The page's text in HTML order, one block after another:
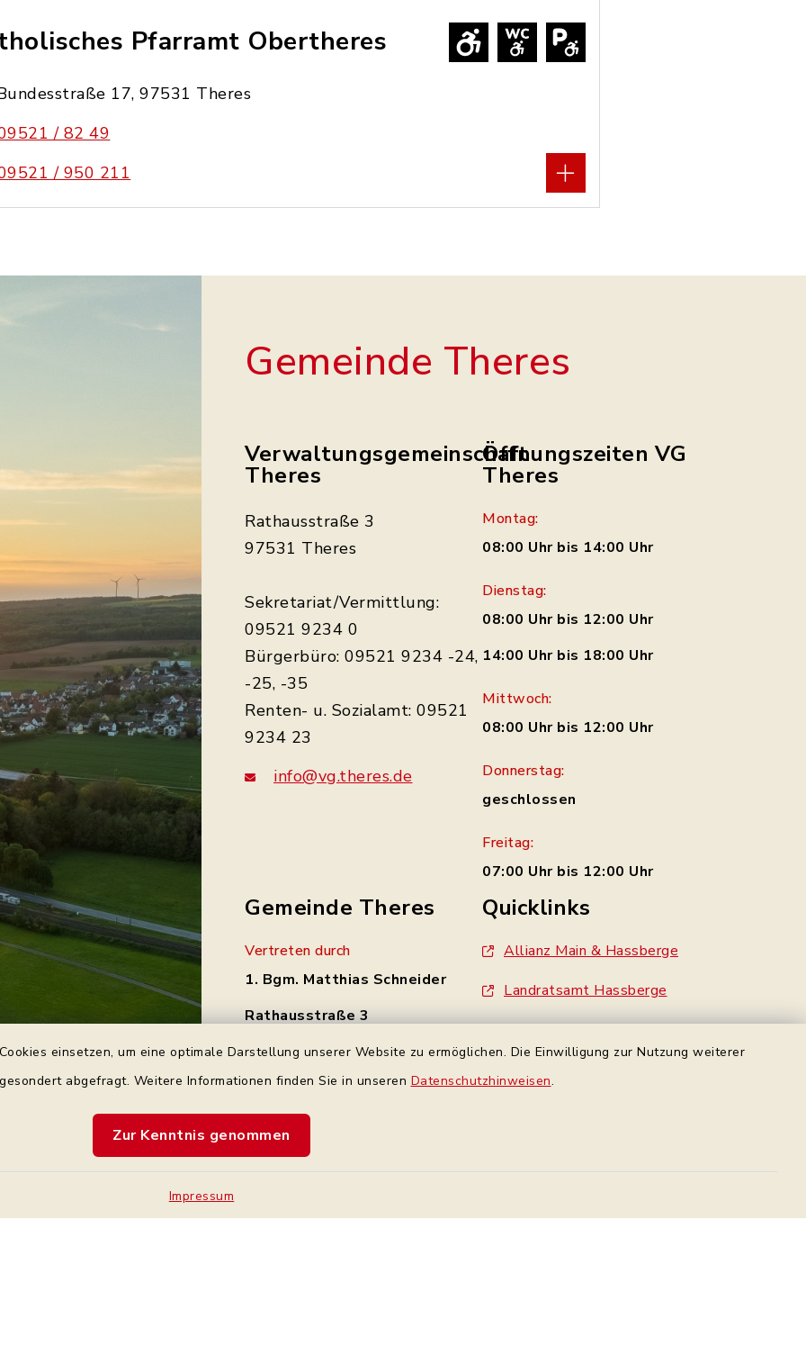
einsetzen, um eine optimale Darstellung unserer Website zu ermöglichen. Die Einwilligung zur Nutzung weiterer
abgefragt. Weitere Informationen finden Sie in unseren Datenschutzhinweisen.
Zur Kenntnis genommen
Impressum
Pfarramt Obertheres
17, 97531 Theres
/ 82 49
/ 950 211
Gemeinde Theres
Verwaltungsgemeinschaft
Theres
Rathausstraße 3
97531 Theres
Sekretariat/Vermittlung:
09521 9234 0
Bürgerbüro: 09521 9234 -24,
-25, -35
Renten- u. Sozialamt: 09521
9234 23
info@vg.theres.de
Öffnungszeiten VG
Theres
Montag:
08:00 Uhr bis 14:00 Uhr
Dienstag:
08:00 Uhr bis 12:00 Uhr
14:00 Uhr bis 18:00 Uhr
Mittwoch:
08:00 Uhr bis 12:00 Uhr
Donnerstag:
geschlossen
Freitag:
07:00 Uhr bis 12:00 Uhr
Gemeinde Theres
Vertreten durch
1. Bgm. Matthias Schneider
Rathausstraße 3
Tel.: 0 95 21 / 92 34 - 0
Quicklinks
Allianz Main & Hassberge
Landratsamt Hassberge
Standesamt Haßfurt